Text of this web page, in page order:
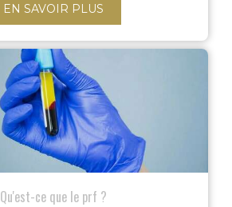
EN SAVOIR PLUS
Qu'est-ce que le prf ?